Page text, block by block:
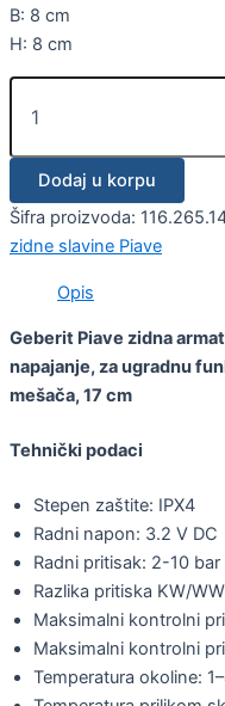
B: 8 cm
H: 8 cm
Dodaj u korpu
Šifra proizvoda:
zidne slavine Piave
Opis
Geberit Piave zidna
napajanje, za ugradnu
mešača, 17 cm
Tehnički podaci
Stepen zaštite: IPX4
Radni napon: 3.2 V DC
Radni pritisak: 2-10 bar
Razlika pritiska KW/
Maksimalni kontrolni
Maksimalni kontrolni
Temperatura okoline: